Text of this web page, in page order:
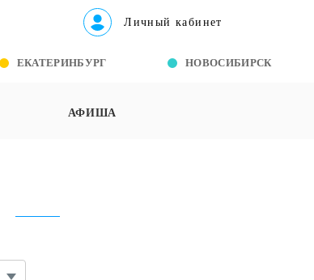
Личный кабинет
ЕКАТЕРИНБУРГ НОВОСИБИРСК
АФИША